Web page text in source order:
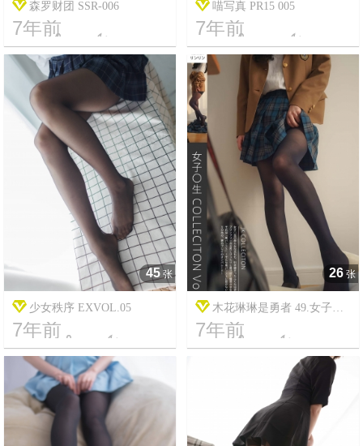
森罗财团 SSR-006
7年前
8 12706
喵写真 PR15 005
7年前
13 2614
45 张
少女秩序 EXVOL.05
7年前
9 4279
26 张
木花琳琳是勇者 49.女子校
生 COLLECTION Vol.6
7年前
5 15210